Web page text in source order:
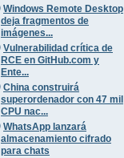
Windows Remote Desktop
deja fragmentos de
imágenes...
Vulnerabilidad crítica de
RCE en GitHub.com y
Ente...
China construirá
superordenador con 47 mil
CPU nac...
WhatsApp lanzará
almacenamiento cifrado
para chats